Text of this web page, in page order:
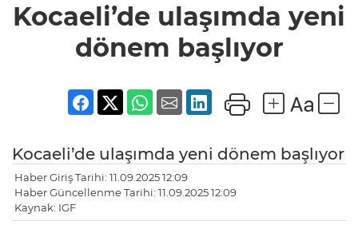
dönem
başlıyor
Kocaeli’de ulaşımda yeni
dönem başlıyor
Kocaeli’de ulaşımda yeni dönem başlıyor
Haber Giriş Tarihi: 11.09.2025 12:09
Haber Güncellenme Tarihi: 11.09.2025 12:09
Kaynak: IGF